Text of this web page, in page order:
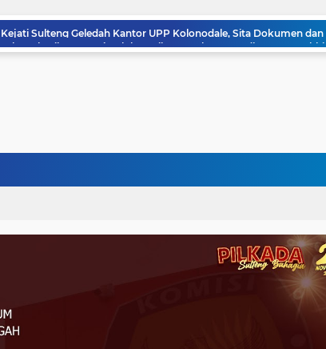
Musprov VIII Berlangsung Ketat, Gufran Ajak Semua Pihak Bersatu